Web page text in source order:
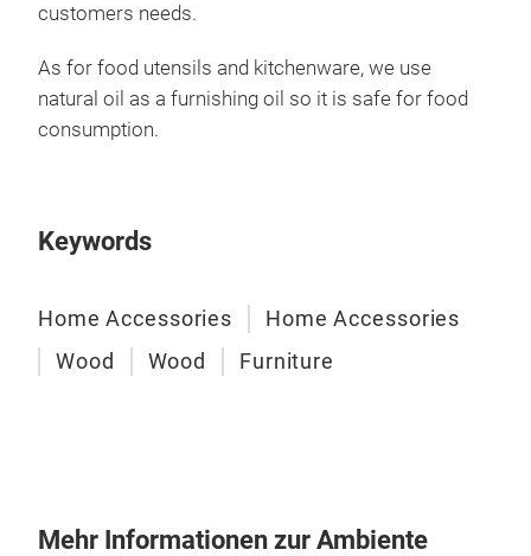
customers needs.
As for food utensils and kitchenware, we use
natural oil as a furnishing oil so it is safe for food
consumption.
Keywords
Home Accessories
Home Accessories
Wood
Wood Furniture
Mehr Informationen zur Ambiente